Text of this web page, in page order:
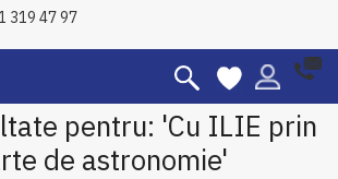
319 47 97
pentru: 'Cu ILIE prin
de astronomie'